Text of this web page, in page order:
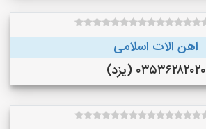
اهن الات اسلامی
۰۳۵۳۶۲۸۲۰۲۰ (یزد)